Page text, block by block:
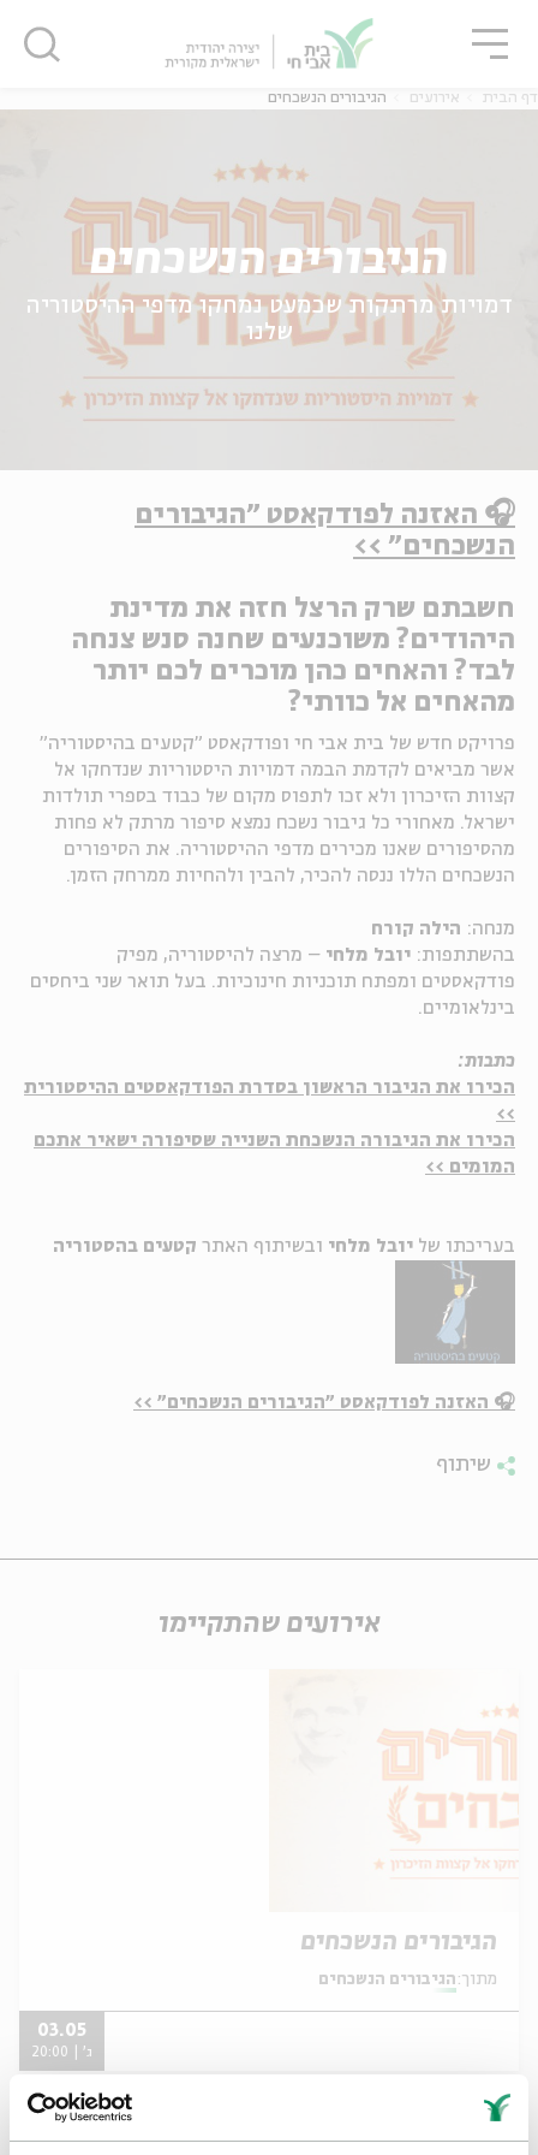
דף הבית אירועים הגיבורים הנשכחים
הגיבורים הנשכחים
דמויות מרתקות שכמעט נמחקו מדפי ההיסטוריה
שלנו
🎧 האזנה לפודקאסט "הגיבורים
הנשכחים" >>
חשבתם שרק הרצל חזה את מדינת
היהודים? משוכנעים שחנה סנש צנחה
לבד? והאחים כהן מוכרים לכם יותר
מהאחים אל כוותי?
פרויקט חדש של בית אבי חי ופודקאסט "קטעים בהיסטוריה"
אשר מביאים לקדמת הבמה דמויות היסטוריות שנדחקו אל
קצוות הזיכרון ולא זכו לתפוס מקום של כבוד בספרי תולדות
ישראל. מאחורי כל גיבור נשכח נמצא סיפור מרתק לא פחות
מהסיפורים שאנו מכירים מדפי ההיסטוריה. את הסיפורים
הנשכחים הללו ננסה להכיר, להבין ולהחיות ממרחק הזמן.
מנחה: הילה קורח
בהשתתפות: יובל מלחי – מרצה להיסטוריה, מפיק
פודקאסטים ומפתח תוכניות חינוכיות. בעל תואר שני ביחסים
בינלאומיים.
כתבות:
הכירו את הגיבור הראשון בסדרת הפודקאסטים ההיסטורית
>>
הכירו את הגיבורה הנשכחת השנייה שסיפורה ישאיר אתכם
המומים >>
בעריכתו של יובל מלחי ובשיתוף האתר קטעים בהסטוריה
🎧 האזנה לפודקאסט "הגיבורים הנשכחים" >>
שיתוף
אירועים שהתקיימו
הגיבורים הנשכחים
מתוך: הגיבורים הנשכחים
03.05
ג' | 20:00
סגור